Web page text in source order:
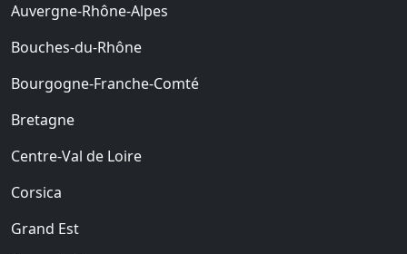
Auvergne-Rhône-Alpes
Bouches-du-Rhône
Bourgogne-Franche-Comté
Bretagne
Centre-Val de Loire
Corsica
Grand Est